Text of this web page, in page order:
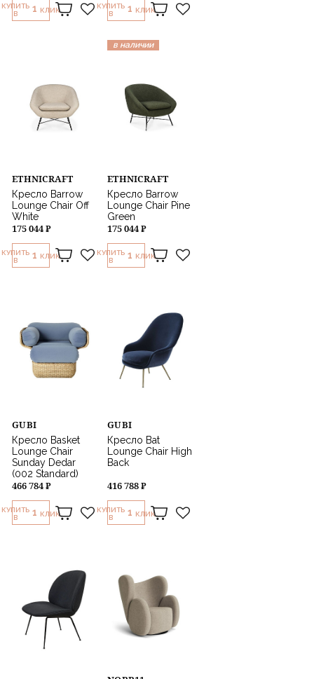
КУПИТЬ
В
1 КЛИК
КУПИТЬ
В
1 КЛИК
ETHNICRAFT
Кресло Barrow
Lounge Chair Off
White
175 044 ₽
КУПИТЬ
В
1 КЛИК
в наличии
ETHNICRAFT
Кресло Barrow
Lounge Chair Pine
Green
175 044 ₽
КУПИТЬ
В
1 КЛИК
GUBI
Кресло Basket
Lounge Chair
Sunday Dedar
(002 Standard)
466 784 ₽
КУПИТЬ
В
1 КЛИК
GUBI
Кресло Bat
Lounge Chair High
Back
416 788 ₽
КУПИТЬ
В
1 КЛИК